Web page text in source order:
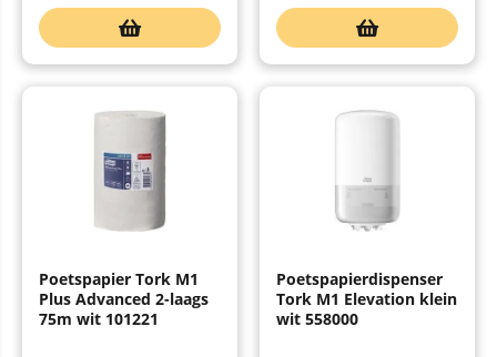
Poetspapier Tork M1
Plus Advanced 2-laags
75m wit 101221
Poetspapierdispenser
Tork M1 Elevation klein
wit 558000